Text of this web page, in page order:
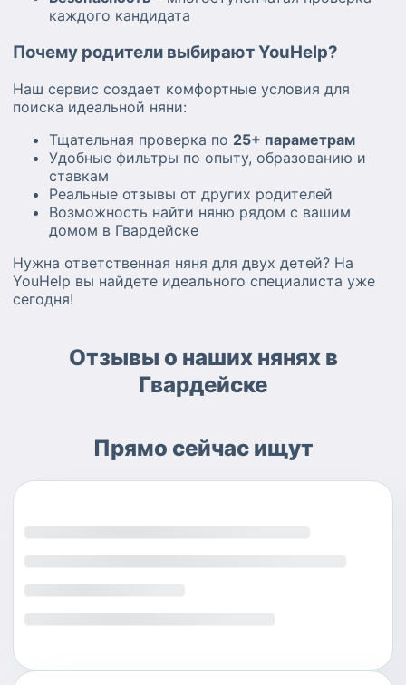
каждого кандидата
Почему родители выбирают YouHelp?
Наш сервис создает комфортные условия для
поиска идеальной няни:
Тщательная проверка по 25+ параметрам
Удобные фильтры по опыту, образованию и
ставкам
Реальные отзывы от других родителей
Возможность найти няню рядом с вашим
домом в Гвардейске
Нужна ответственная няня для двух детей? На
YouHelp вы найдете идеального специалиста уже
сегодня!
Отзывы о наших нянях в
Гвардейске
Прямо сейчас ищут